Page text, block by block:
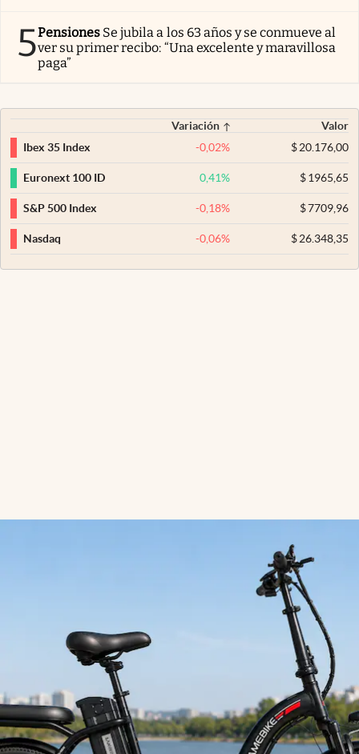
5Pensiones Se jubila a los 63 años y se conmueve al
ver su primer recibo: “Una excelente y maravillosa
paga”
Variación
Valor
Ibex 35 Index
-0,02% $20.176,00
Euronext 100 ID 0,41% $1965,65
S&P 500 Index -0,18% $7709,96
Nasdaq -0,06% $26.348,35